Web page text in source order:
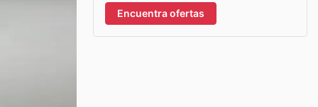
Encuentra ofertas